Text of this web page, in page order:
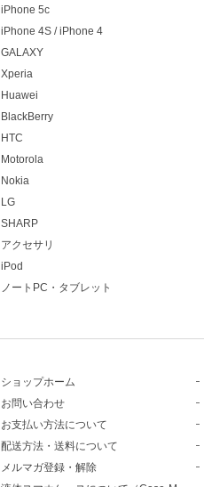
iPhone 5c
iPhone 4S / iPhone 4
GALAXY
Xperia
Huawei
BlackBerry
HTC
Motorola
Nokia
LG
SHARP
アクセサリ
iPod
ノートPC・タブレット
ショップホーム
お問い合わせ
お支払い方法について
配送方法・送料について
メルマガ登録・解除